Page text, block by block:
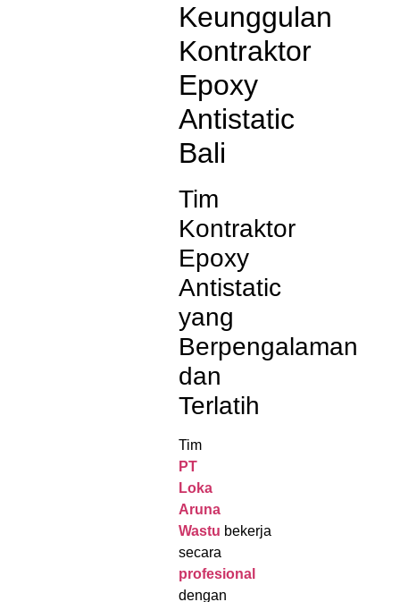
Keunggulan
Kontraktor
Epoxy
Antistatic
Bali
Tim
Kontraktor
Epoxy
Antistatic
yang
Berpengalaman
dan
Terlatih
Tim
PT
Loka
Aruna
Wastu bekerja
secara
profesional
dengan